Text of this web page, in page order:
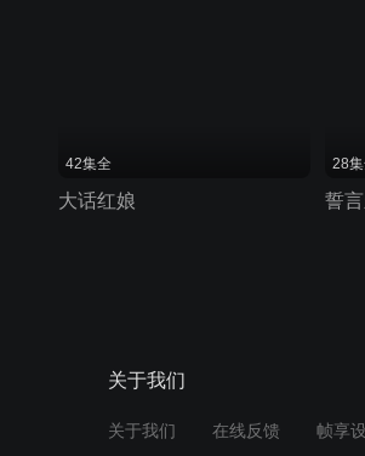
42集全
大话红娘
28
誓
关于我们
关于我们 在线反馈 帧享